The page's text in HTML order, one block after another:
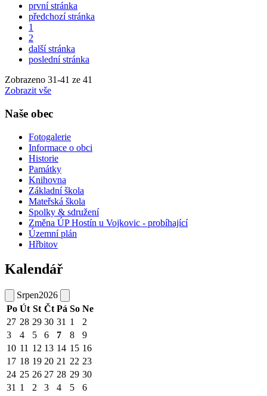
první stránka
předchozí stránka
1
2
další stránka
poslední stránka
Zobrazeno 31-41 ze 41
Zobrazit vše
Naše obec
Fotogalerie
Informace o obci
Historie
Památky
Knihovna
Základní škola
Mateřská škola
Spolky & sdružení
Změna ÚP Hostín u Vojkovic - probíhající
Územní plán
Hřbitov
Kalendář
Srpen2026
Po Út St Čt Pá So Ne
27 28 29 30 31 1
2
3
4 5 6 7 8
9
10 11 12 13 14 15 16
17 18 19 20 21 22 23
24 25 26 27 28 29 30
31 1 2 3 4 5 6